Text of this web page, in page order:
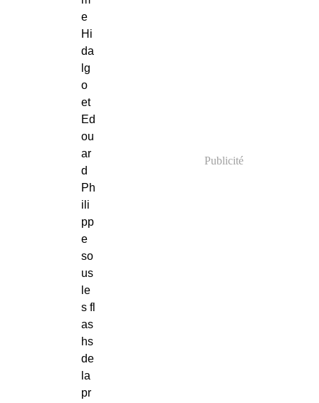
e
Hi
da
lg
o
et
Ed
ou
ar
d
Ph
ili
pp
e
so
us
le
s fl
as
hs
de
la
pr
Publicité